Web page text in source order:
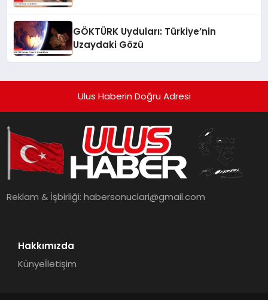
GÖKTÜRK Uyduları: Türkiye’nin
Uzaydaki Gözü
Ulus Haberin Doğru Adresi
Reklam & İşbirliği:habersonuclari@gmail.com
Hakkımızda
Künyeİletişim